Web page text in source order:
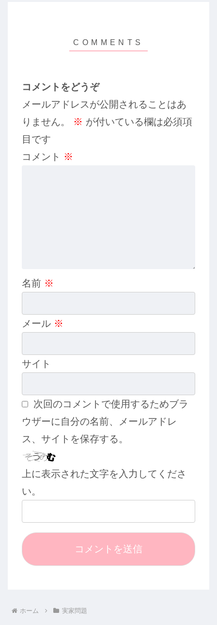
コメントをどうぞ
メールアドレスが公開されることはあ
りません。
※ が付いている欄は必須項
目です
コメント ※
名前 ※
メール ※
サイト
次回のコメントで使用するためブラ
ウザーに自分の名前、メールアドレ
ス、サイトを保存する。
上に表示された文字を入力してくださ
い。
ホーム 実家問題